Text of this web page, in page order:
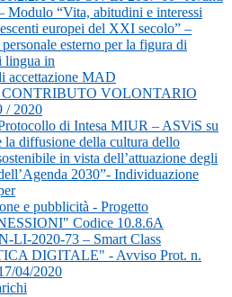
Modulo “Vita, abitudini e interessi
europei del XXI secolo” –
esterno per la figura di
lingua in
accettazione MAD
VOLONTARIO
/ 2020
di Intesa MIUR – ASViS su
la diffusione della cultura dello
in vista dell’attuazione degli
2030”- Individuazione
e pubblicità - Progetto
Codice 10.8.6A
LI-2020-73 – Smart Class
DIGITALE" - Avviso Prot. n.
04/2020